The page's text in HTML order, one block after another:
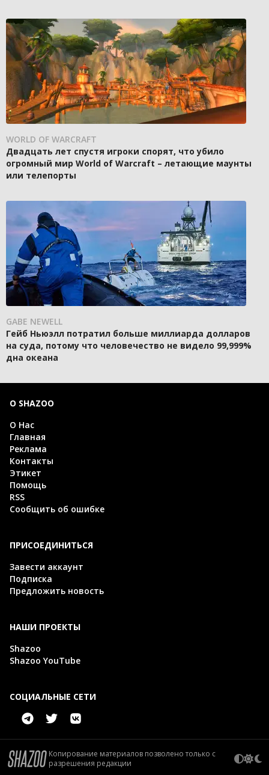
WORLD OF WARCRAFT
Двадцать лет спустя игроки спорят, что убило
огромный мир World of Warcraft – летающие маунты
или телепорты
GABE NEWELL
Гейб Ньюэлл потратил больше миллиарда долларов
на суда, потому что человечество не видело 99,999%
дна океана
О SHAZOO
О Нас
Главная
Реклама
Контакты
Этикет
Помощь
RSS
Сообщить об ошибке
ПРИСОЕДИНИТЬСЯ
Завести аккаунт
Подписка
Предложить новость
НАШИ ПРОЕКТЫ
Shazoo
Shazoo YouTube
СОЦИАЛЬНЫЕ СЕТИ
Копирование материалов позволено только с
разрешения редакции